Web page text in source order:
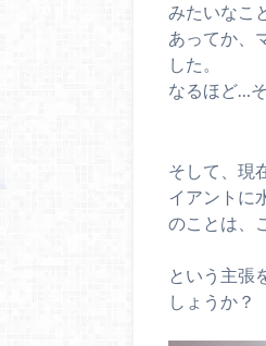
みたいなこ
あってか、
した。
なるほど…
そして、現
イアントに
のことは、
という主張
しょうか？